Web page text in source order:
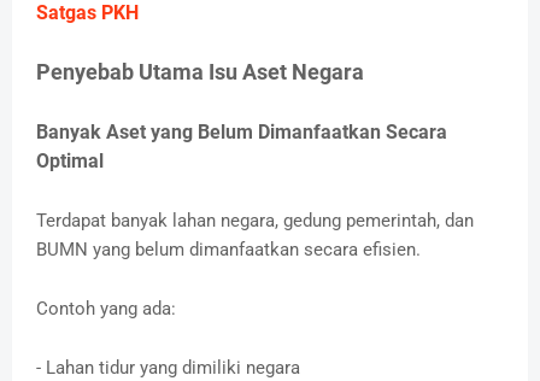
Satgas PKH
Penyebab Utama Isu Aset Negara
Banyak Aset yang Belum Dimanfaatkan Secara
Optimal
Terdapat banyak lahan negara, gedung pemerintah, dan
BUMN yang belum dimanfaatkan secara efisien.
Contoh yang ada:
- Lahan tidur yang dimiliki negara